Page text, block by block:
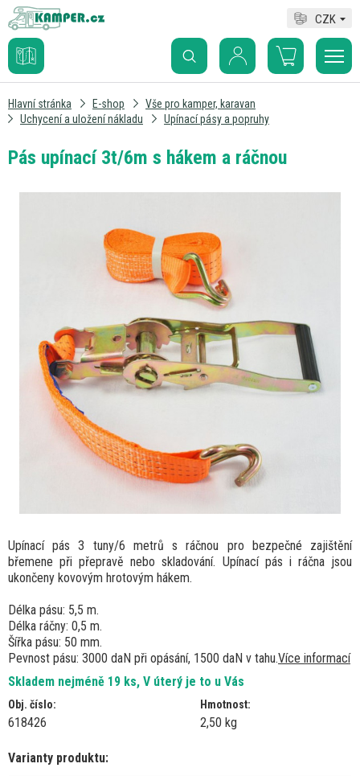
CZK
Hlavní stránka E-shop
Vše pro kamper, karavan
Uchycení a uložení nákladu
Upínací pásy a popruhy
Pás upínací 3t/6m s hákem a ráčnou
Upínací pás 3 tuny/6 metrů s ráčnou pro bezpečné zajištění
břemene při přepravě nebo skladování. Upínací pás i ráčna jsou
ukončeny kovovým hrotovým hákem.
Délka pásu: 5,5 m.
Délka ráčny: 0,5 m.
Šířka pásu: 50 mm.
Pevnost pásu: 3000 daN při opásání, 1500 daN v tahu.Více informací
Skladem nejméně 19 ks, V úterý je to u Vás
Obj. číslo:
618426
Hmotnost:
2,50 kg
Varianty produktu: